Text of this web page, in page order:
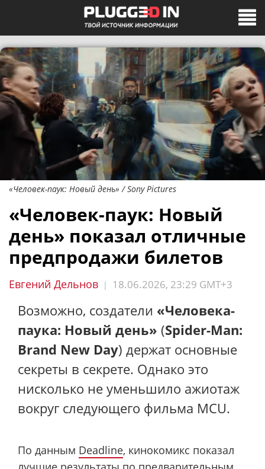
«Человек-паук: Новый день» / Sony Pictures
«Человек-паук: Новый
день» показал отличные
предпродажи билетов
Евгений Дельнов | 18.06.2026, 23:29 GMT+3
Возможно, создатели «Человека-
паука: Новый день» (Spider-Man:
Brand New Day) держат основные
секреты в секрете. Однако это
нисколько не уменьшило ажиотаж
вокруг следующего фильма MCU.
По данным Deadline, кинокомикс показал